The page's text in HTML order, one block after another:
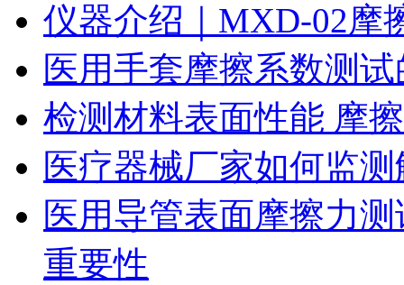
仪器介绍｜MXD-02摩
医用手套摩擦系数测
检测材料表面性能 摩
医疗器械厂家如何监
医用导管表面摩擦力
重要性